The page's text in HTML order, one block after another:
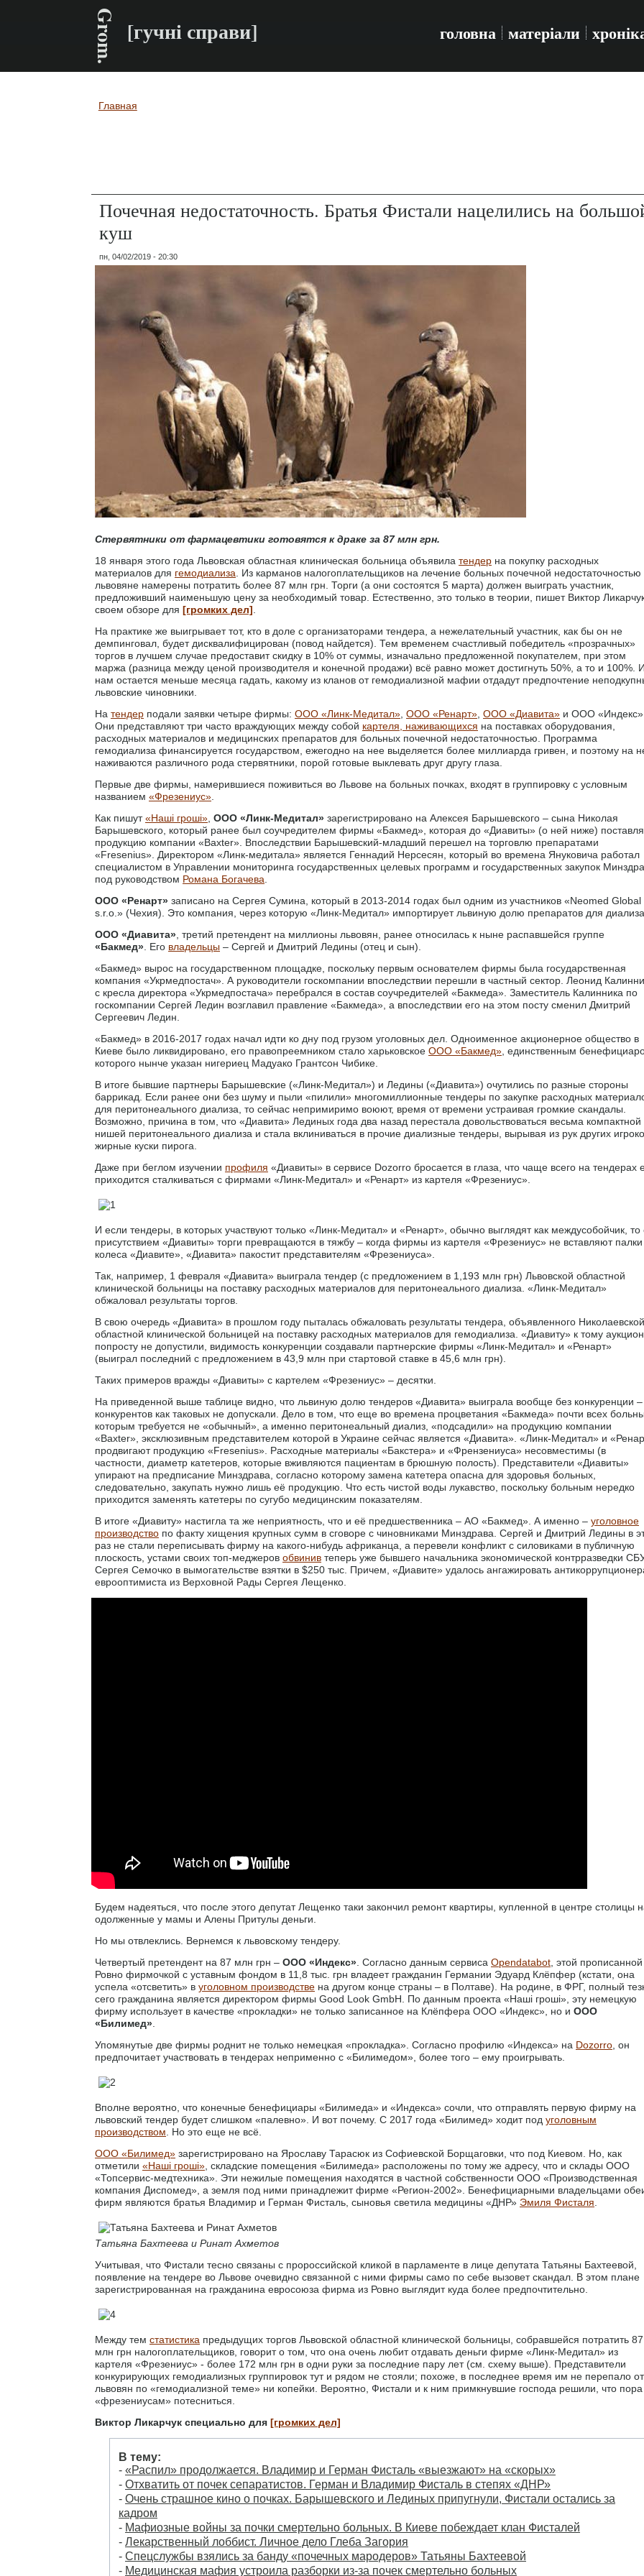
Grom. [гучні справи] головна матеріали
Вы здесь
Главная
Почечная недостаточность. Братья Фистали нацелились на
куш
пн, 04/02/2019 - 20:30
Стервятники от фармацевтики готовятся к драке за 87 млн грн.
18 января этого года Львовская областная клиническая больница объявила тендер на покупку расходных
материалов для гемодиализа . Из карманов налогоплательщиков на лечение больных почечной недостаточностью
львовяне намерены потратить более 87 млн грн. Торги (а они состоятся 5 марта) должен выиграть участник,
предложивший наименьшую цену за необходимый товар. Естественно, это только в теории, пишет Виктор
своем обзоре для [громких дел]
На практике же выигрывает тот, кто в доле с организаторами тендера, а нежелательный участник, как бы он не
демпинговал, будет дисквалифицирован (повод найдется). Тем временем счастливый победитель «прозрачных»
торгов в лучшем случае предоставит скидку в 10% от суммы, изначально предложенной покупателем, при этом
маржа (разница между ценой производителя и конечной продажи) всё равно может достигнуть 50%, а то и 100%.
нам остается меньше месяца гадать, какому из кланов от гемодиализной мафии отдадут предпочтение
львовские чиновники.
На тендер подали заявки четыре фирмы: ООО «Линк-Медитал» ООО «Ренарт» ООО «Диавита» и ООО
Они представляют три часто враждующих между собой картеля, наживающихся на поставках оборудования,
расходных материалов и медицинских препаратов для больных почечной недостаточностью. Программа
гемодиализа финансируется государством, ежегодно на нее выделяется более миллиарда гривен, и поэтому на
наживаются различного рода стервятники, порой готовые выклевать друг другу глаза.
Первые две фирмы, намерившиеся поживиться во Львове на больных почках, входят в группировку с условным
названием «Фрезениус»
Как пишут«Наші гроші» ООО «Линк-Медитал» зарегистрировано на Алексея Барышевского – сына Николая
Барышевского, который ранее был соучредителем фирмы «Бакмед», которая до «Диавиты» (о ней ниже)
продукцию компании «Baxter». Впоследствии Барышевский-младший перешел на торговлю препаратами
«Fresenius». Директором «Линк-медитала» является Геннадий Нерсесян, который во времена Януковича работал
специалистом в Управлении мониторинга государственных целевых программ и государственных закупок
под руководством Романа Богачева
ООО «Ренарт» записано на Сергея Сумина, который в 2013-2014 годах был одним из участников «Neomed Global
s.r.o.» (Чехия). Это компания, через которую «Линк-Медитал» импортирует львиную долю препаратов для
ООО «Диавита» , третий претендент на миллионы львовян, ранее относилась к ныне распавшейся группе
«Бакмед» . Его владельцы – Сергей и Дмитрий Ледины (отец и сын).
«Бакмед» вырос на государственном площадке, поскольку первым основателем фирмы была государственная
компания «Укрмедпостач». А руководители госкомпании впоследствии перешли в частный сектор. Леонид
с кресла директора «Укрмедпостача» перебрался в состав соучредителей «Бакмеда». Заместитель Калинника по
госкомпании Сергей Ледин возглавил правление «Бакмеда», а впоследствии его на этом посту сменил Дмитрий
Сергеевич Ледин.
«Бакмед» в 2016-2017 годах начал идти ко дну под грузом уголовных дел. Одноименное акционерное общество в
Киеве было ликвидировано, его правопреемником стало харьковское ООО «Бакмед» , единственным
которого нынче указан нигериец Мадуако Грантсон Чибике.
В итоге бывшие партнеры Барышевские («Линк-Медитал») и Ледины («Диавита») очутились по разные стороны
баррикад. Если ранее они без шуму и пыли «пилили» многомиллионные тендеры по закупке расходных
для перитонеального диализа, то сейчас непримиримо воюют, время от времени устраивая громкие скандалы.
Возможно, причина в том, что «Диавита» Лединых года два назад перестала довольствоваться весьма компактной
нишей перитонеального диализа и стала вклиниваться в прочие диализные тендеры, вырывая из рук других
жирные куски пирога.
Даже при беглом изучении профиля «Диавиты» в сервисе Dozorro бросается в глаза, что чаще всего на тендерах
приходится сталкиваться с фирмами «Линк-Медитал» и «Ренарт» из картеля «Фрезениус».
И если тендеры, в которых участвуют только «Линк-Медитал» и «Ренарт», обычно выглядят как междусобойчик, то
присутствием «Диавиты» торги превращаются в тяжбу – когда фирмы из картеля «Фрезениус» не вставляют палки
колеса «Диавите», «Диавита» пакостит представителям «Фрезениуса».
Так, например, 1 февраля «Диавита» выиграла тендер (с предложением в 1,193 млн грн) Львовской областной
клинической больницы на поставку расходных материалов для перитонеального диализа. «Линк-Медитал»
обжаловал результаты торгов.
В свою очередь «Диавита» в прошлом году пыталась обжаловать результаты тендера, объявленного Николаевской
областной клинической больницей на поставку расходных материалов для гемодиализа. «Диавиту» к тому
попросту не допустили, видимость конкуренции создавали партнерские фирмы «Линк-Медитал» и «Ренарт»
(выиграл последний с предложением в 43,9 млн при стартовой ставке в 45,6 млн грн).
Таких примеров вражды «Диавиты» с картелем «Фрезениус» – десятки.
На приведенной выше таблице видно, что львиную долю тендеров «Диавита» выиграла вообще без конкуренции –
конкурентов как таковых не допускали. Дело в том, что еще во времена процветания «Бакмеда» почти всех
которым требуется не «обычный», а именно перитонеальный диализ, «подсадили» на продукцию компании
«Baxter», эксклюзивным представителем которой в Украине сейчас является «Диавита». «Линк-Медитал» и
продвигают продукцию «Fresenius». Расходные материалы «Бакстера» и «Френзениуса» несовместимы (в
частности, диаметр катетеров, которые вживляются пациентам в брюшную полость). Представители «Диавиты»
упирают на предписание Минздрава, согласно которому замена катетера опасна для здоровья больных,
следовательно, закупать нужно лишь её продукцию. Что есть чистой воды лукавство, поскольку больным нередко
приходится заменять катетеры по сугубо медицинским показателям.
В итоге «Диавиту» настигла та же неприятность, что и её предшественника – АО «Бакмед». А именно – уголовное
производство по факту хищения крупных сумм в сговоре с чиновниками Минздрава. Сергей и Дмитрий Ледины в
раз не стали переписывать фирму на какого-нибудь африканца, а перевели конфликт с силовиками в публичную
плоскость, устами своих топ-меджеров обвинив теперь уже бывшего начальника экономической контрразведки
Сергея Семочко в вымогательстве взятки в $250 тыс. Причем, «Диавите» удалось ангажировать
еврооптимиста из Верховной Рады Сергея Лещенко.
Будем надеяться, что после этого депутат Лещенко таки закончил ремонт квартиры, купленной в центре столицы
одолженные у мамы и Алены Притулы деньги.
Но мы отвлеклись. Вернемся к львовскому тендеру.
Четвертый претендент на 87 млн грн – ООО «Индекс» . Согласно данным сервиса Opendatabot , этой
Ровно фирмочкой с уставным фондом в 11,8 тыс. грн владеет гражданин Германии Эдуард Клёпфер (кстати, она
успела «отсветить» в уголовном производстве на другом конце страны – в Полтаве). На родине, в ФРГ, полный
сего гражданина является директором фирмы Good Look GmbH. По данным проекта «Наші гроші», эту немецкую
фирму использует в качестве «прокладки» не только записанное на Клёпфера ООО «Индекс», но и ООО
«Билимед»
Упомянутые две фирмы роднит не только немецкая «прокладка». Согласно профилю «Индекса» на Dozorro , он
предпочитает участвовать в тендерах неприменно с «Билимедом», более того – ему проигрывать.
Вполне вероятно, что конечные бенефициары «Билимеда» и «Индекса» сочли, что отправлять первую фирму на
львовский тендер будет слишком «палевно». И вот почему. С 2017 года «Билимед» ходит под уголовным
производством . Но это еще не всё.
ООО «Билимед» зарегистрировано на Ярославу Тарасюк из Софиевской Борщаговки, что под Киевом. Но, как
отметили «Наші гроші» , складские помещения «Билимеда» расположены по тому же адресу, что и склады ООО
«Топсервис-медтехника». Эти нежилые помещения находятся в частной собственности ООО «Производственная
компания Диспомед», а земля под ними принадлежит фирме «Регион-2002». Бенефициарными владельцами
фирм являются братья Владимир и Герман Фисталь, сыновья светила медицины «ДНР» Эмиля Фисталя
Татьяна Бахтеева и Ринат Ахметов
Учитывая, что Фистали тесно связаны с пророссийской кликой в парламенте в лице депутата Татьяны Бахтеевой,
появление на тендере во Львове очевидно связанной с ними фирмы само по себе вызовет скандал. В этом плане
зарегистрированная на гражданина евросоюза фирма из Ровно выглядит куда более предпочтительно.
Между тем статистика предыдущих торгов Львовской областной клинической больницы, собравшейся потратить 87
млн грн налогоплательщиков, говорит о том, что она очень любит отдавать деньги фирме «Линк-Медитал» из
картеля «Фрезениус» - более 172 млн грн в одни руки за последние пару лет (см. схему выше). Представители
конкурирующих гемодиализных группировок тут и рядом не стояли; похоже, в последнее время им не перепало от
львовян по «гемодиализной теме» ни копейки. Вероятно, Фистали и к ним примкнувшие господа решили, что пора
«фрезениусам» потесниться.
Виктор Ликарчук специально для [громких дел]
В тему:
- «Распил» продолжается. Владимир и Герман Фисталь «выезжают» на «скорых»
- Отхватить от почек сепаратистов. Герман и Владимир Фисталь в степях «ДНР»
- Очень страшное кино о почках. Барышевского и Лединых припугнули, Фистали остались за
кадром
- Мафиозные войны за почки смертельно больных. В Киеве побеждает клан Фисталей
- Лекарственный лоббист. Личное дело Глеба Загория
- Спецслужбы взялись за банду «почечных мародеров» Татьяны Бахтеевой
- Медицинская мафия устроила разборки из-за почек смертельно больных